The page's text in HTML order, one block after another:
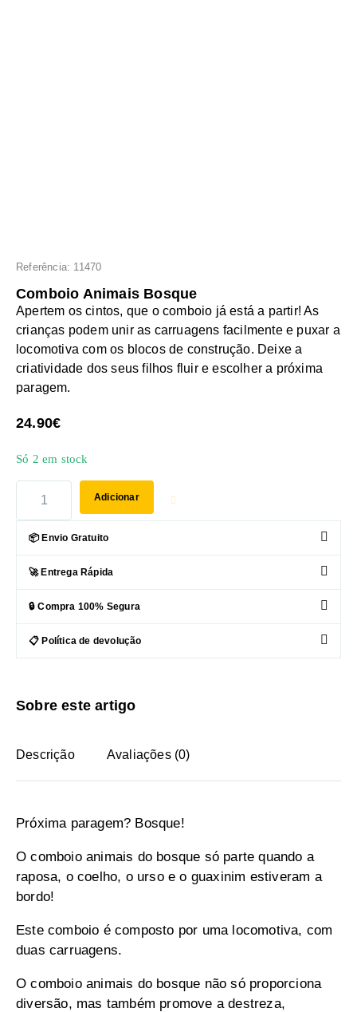
Referência: 11470
Comboio Animais Bosque
Apertem os cintos, que o comboio já está a partir! As
crianças podem unir as carruagens facilmente e puxar a
locomotiva com os blocos de construção. Deixe a
criatividade dos seus filhos fluir e escolher a próxima
paragem.
24.90€
Só 2 em stock
Adicionar
📦 Envio Gratuito
🚀 Entrega Rápida
🔒 Compra 100% Segura
📋 Política de devolução
Sobre este artigo
Descrição Avaliações (0)
Próxima paragem? Bosque!
O comboio animais do bosque só parte quando a
raposa, o coelho, o urso e o guaxinim estiveram a
bordo!
Este comboio é composto por uma locomotiva, com
duas carruagens.
O comboio animais do bosque não só proporciona
diversão, mas também promove a destreza,